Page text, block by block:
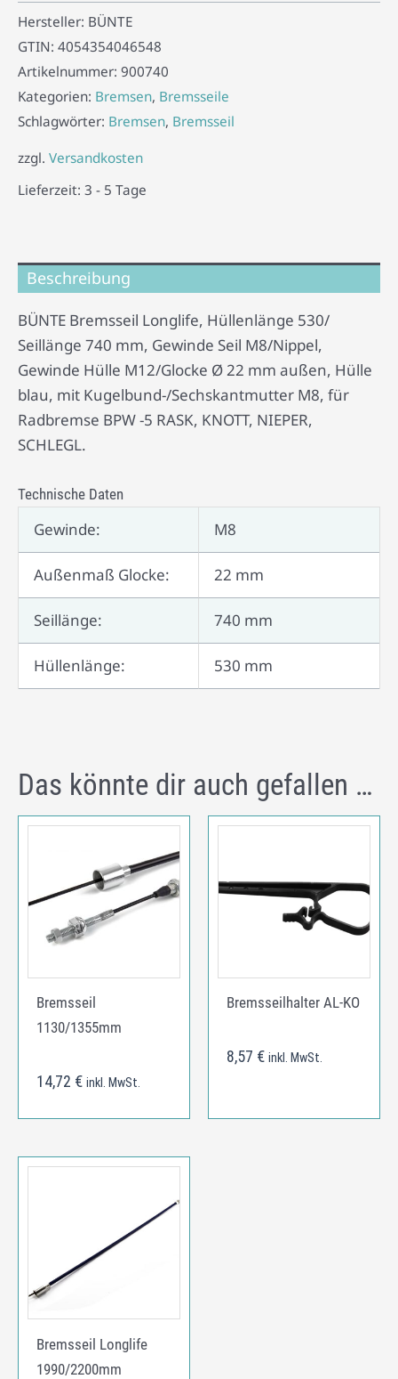
Hersteller: BÜNTE
GTIN: 4054354046548
Artikelnummer: 900740
Kategorien: Bremsen, Bremsseile
Schlagwörter: Bremsen, Bremsseil
zzgl. Versandkosten
Lieferzeit: 3 - 5 Tage
Beschreibung
BÜNTE Bremsseil Longlife, Hüllenlänge 530/
Seillänge 740 mm, Gewinde Seil M8/Nippel,
Gewinde Hülle M12/Glocke Ø 22 mm außen, Hülle
blau, mit Kugelbund-/Sechskantmutter M8, für
Radbremse BPW -5 RASK, KNOTT, NIEPER,
SCHLEGL.
Technische Daten
Gewinde: M8
Außenmaß Glocke: 22 mm
Seillänge: 740 mm
Hüllenlänge: 530 mm
Das könnte dir auch gefallen …
Bremsseil
1130/1355mm
14,72 € inkl. MwSt.
Bremsseilhalter AL-KO
8,57 € inkl. MwSt.
Bremsseil Longlife
1990/2200mm